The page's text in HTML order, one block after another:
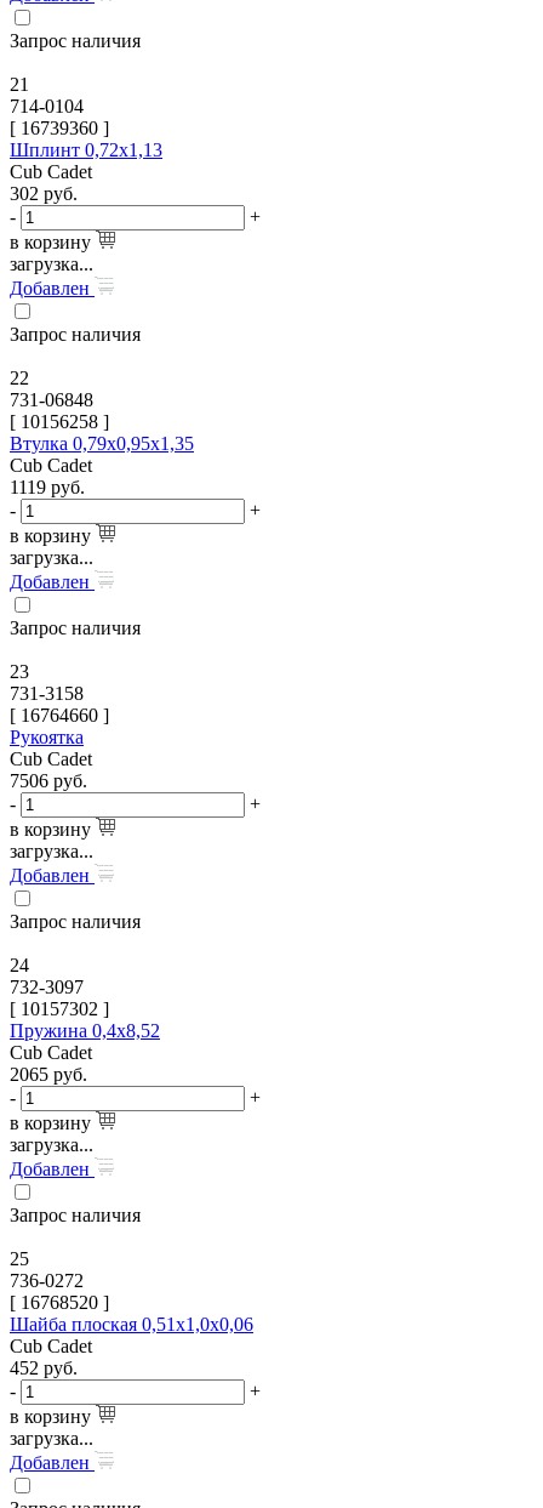
Запрос наличия
21
714-0104
[ 16739360 ]
Шплинт 0,72х1,13
Cub Cadet
302 руб.
-
+
в корзину
загрузка...
Добавлен
Запрос наличия
22
731-06848
[ 10156258 ]
Втулка 0,79х0,95х1,35
Cub Cadet
1119 руб.
-
+
в корзину
загрузка...
Добавлен
Запрос наличия
23
731-3158
[ 16764660 ]
Рукоятка
Cub Cadet
7506 руб.
-
+
в корзину
загрузка...
Добавлен
Запрос наличия
24
732-3097
[ 10157302 ]
Пружина 0,4х8,52
Cub Cadet
2065 руб.
-
+
в корзину
загрузка...
Добавлен
Запрос наличия
25
736-0272
[ 16768520 ]
Шайба плоская 0,51х1,0х0,06
Cub Cadet
452 руб.
-
+
в корзину
загрузка...
Добавлен